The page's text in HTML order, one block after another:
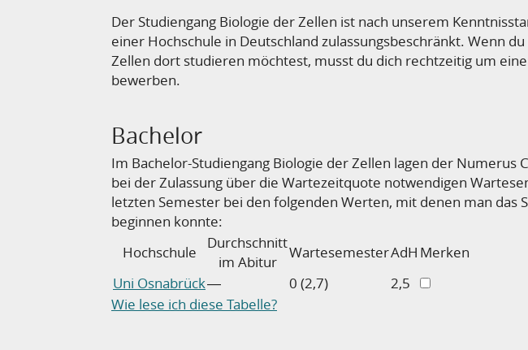
Der Studiengang Biologie der Zellen ist nach unserem
einer Hochschule in Deutschland zulassungsbeschränkt. Wenn
Zellen dort studieren möchtest, musst du dich rechtzeitig um
bewerben.
Bachelor
Im Bachelor-Studiengang Biologie der Zellen lagen der Numerus
bei der Zulassung über die Wartezeitquote notwendigen
letzten Semester bei den folgenden Werten, mit denen man das
beginnen konnte:
Hochschule
Durchschnitt
im Abitur
WartesemesterAdH Merken
Uni Osnabrück― 0 (2,7)
2,5
Wie lese ich diese Tabelle?